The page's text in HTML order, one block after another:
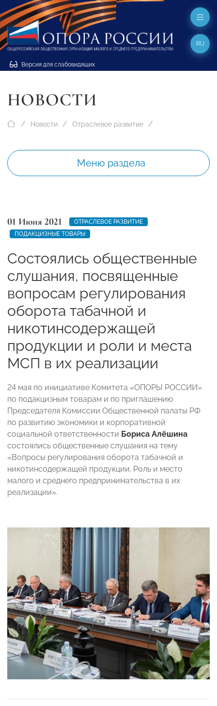
Версия для слабовидящих
RU
НОВОСТИ
Новости Отраслевое развитие
Меню раздела
01 Июня 2021
ОТРАСЛЕВОЕ РАЗВИТИЕ
ПОДАКЦИЗНЫЕ ТОВАРЫ
Состоялись общественные
слушания, посвященные
вопросам регулирования
оборота табачной и
никотинсодержащей
продукции и роли и места
МСП в их реализации
24 мая по инициативе Комитета «ОПОРЫ РОССИИ»
по подакцизным товарам и по приглашению
Председателя Комиссии Общественной палаты РФ
по развитию экономики и корпоративной
социальной ответственности Бориса Алёшина
состоялись общественные слушания на тему
«Вопросы регулирования оборота табачной и
никотинсодержащей продукции. Роль и место
малого и среднего предпринимательства в их
реализации».